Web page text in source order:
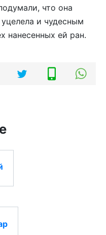
что она
и чудесным
нанесенных ей ран.